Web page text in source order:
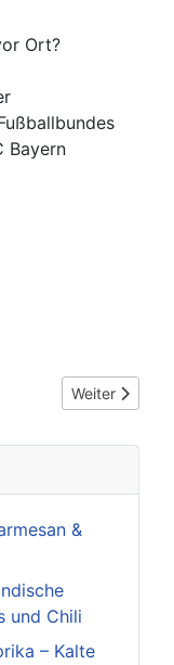
Ort?
Bayern
Eventlocation mit Alex
Nächster
Weiter
&
und Chili
– Kalte